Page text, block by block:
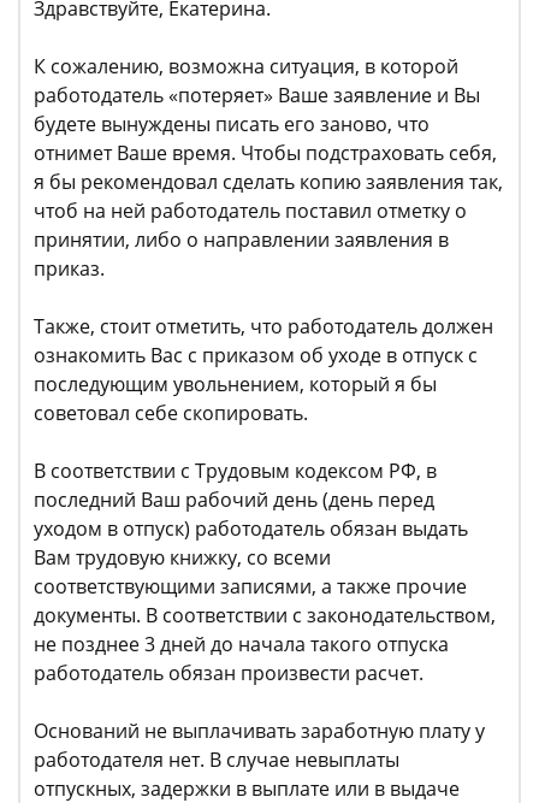
Здравствуйте, Екатерина.
К сожалению, возможна ситуация, в которой
работодатель «потеряет» Ваше заявление и Вы
будете вынуждены писать его заново, что
отнимет Ваше время. Чтобы подстраховать себя,
я бы рекомендовал сделать копию заявления так,
чтоб на ней работодатель поставил отметку о
принятии, либо о направлении заявления в
приказ.
Также, стоит отметить, что работодатель должен
ознакомить Вас с приказом об уходе в отпуск с
последующим увольнением, который я бы
советовал себе скопировать.
В соответствии с Трудовым кодексом РФ, в
последний Ваш рабочий день (день перед
уходом в отпуск) работодатель обязан выдать
Вам трудовую книжку, со всеми
соответствующими записями, а также прочие
документы. В соответствии с законодательством,
не позднее 3 дней до начала такого отпуска
работодатель обязан произвести расчет.
Оснований не выплачивать заработную плату у
работодателя нет. В случае невыплаты
отпускных, задержки в выплате или в выдаче